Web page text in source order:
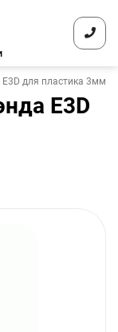
для пластика 3мм
E3D